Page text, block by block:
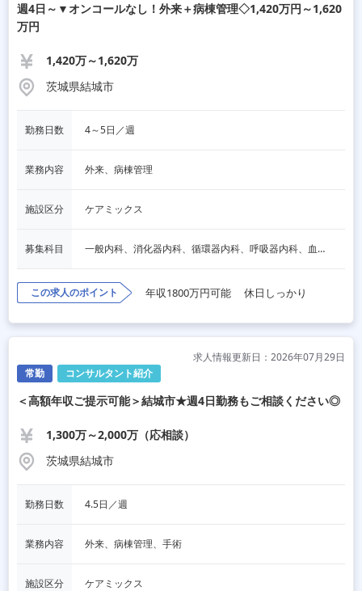
週4日～▼オンコールなし！外来＋病棟管理◇1,420万円～1,620
万円
1,420万～1,620万
茨城県結城市
勤務日数 4～5日／週
業務内容 外来、病棟管理
施設区分 ケアミックス
募集科目 一般内科、消化器内科、循環器内科、呼吸器内科、血液内科、脳神経内科、内分泌内科、老人内科、その他
この求人のポイント 年収1800万円可能 休日しっかり
常勤 コンサルタント紹介
求人情報更新日：2026年07月29日
＜高額年収ご提示可能＞結城市★週4日勤務もご相談ください◎
1,300万～2,000万（応相談）
茨城県結城市
勤務日数 4.5日／週
業務内容 外来、病棟管理、手術
施設区分 ケアミックス